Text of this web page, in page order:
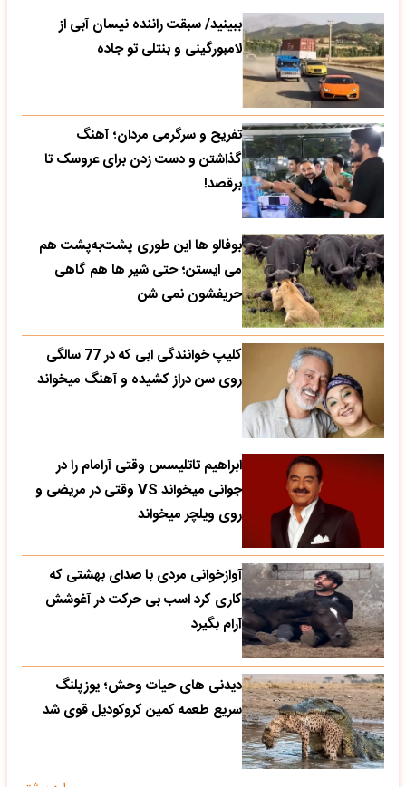
ببینید/ سبقت راننده نیسان آبی از
لامبورگینی و بنتلی تو جاده
تفریح و سرگرمی مردان؛ آهنگ
گذاشتن و دست زدن برای عروسک تا
برقصد!
بوفالو ها این‌ طوری پشت‌به‌پشت هم
می‌ ایستن؛ حتی شیر ها هم گاهی
حریفشون نمی‌ شن
کلیپ خوانندگی ابی که در 77 سالگی
روی سن دراز کشیده و آهنگ میخواند
ابراهیم تاتلیسس وقتی آرامام را در
جوانی میخواند VS وقتی در مریضی و
روی ویلچر میخواند
آوازخوانی مردی با صدای بهشتی که
کاری کرد اسب بی حرکت در آغوشش
آرام بگیرد
دیدنی های حیات وحش؛ یوزپلنگ
سریع طعمه کمین کروکودیل قوی شد